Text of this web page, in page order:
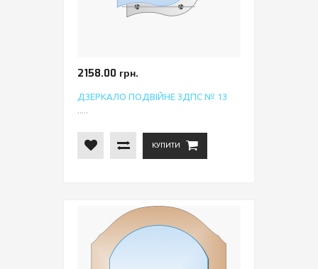
2158.00 грн.
ДЗЕРКАЛО ПОДВІЙНЕ ЗДПС № 13
.....
КУПИТИ